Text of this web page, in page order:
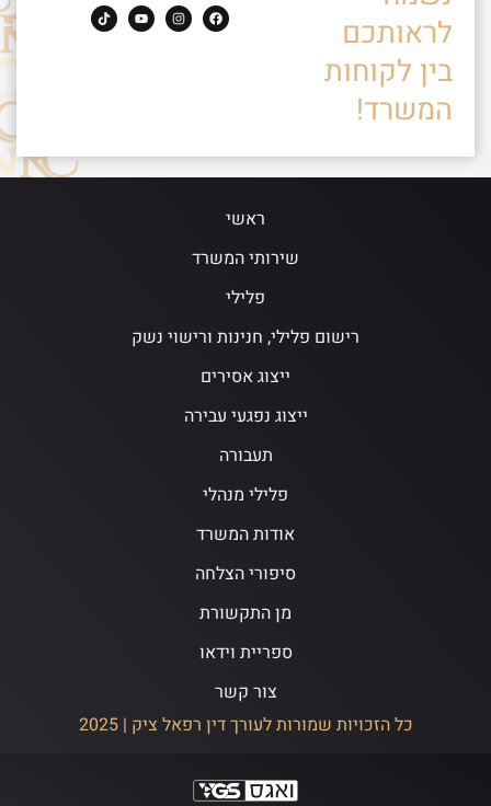
לראותכם
בין לקוחות
המשרד!
ראשי
שירותי המשרד
פלילי
רישום פלילי, חנינות ורישוי נשק
ייצוג אסירים
ייצוג נפגעי עבירה
תעבורה
פלילי מנהלי
אודות המשרד
סיפורי הצלחה
מן התקשורת
ספריית וידאו
צור קשר
כל הזכויות שמורות לעורך דין רפאל ציק | 2025